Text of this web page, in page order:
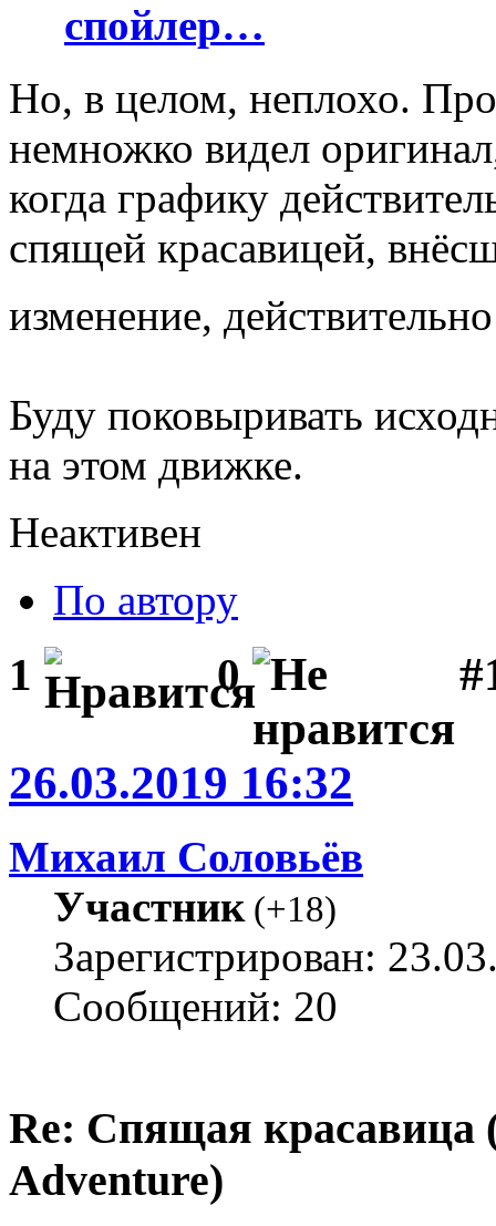
спойлер…
Но, в целом, неплохо.
немножко видел
когда графику
спящей красавицей,
изменение,
Буду поковыривать
на этом движке.
Неактивен
По автору
1 0
26.03.2019 16:32
Михаил Соловьёв
Участник(+18)
Зарегистрирован:
Сообщений: 20
Re: Спящая красавица
Adventure)